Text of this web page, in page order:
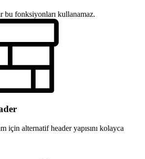
bu fonksiyonları kullanamaz.
için alternatif header yapısını kolayca